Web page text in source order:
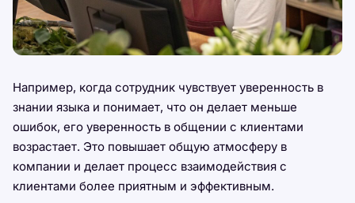
Например, когда сотрудник чувствует уверенность в
знании языка и понимает, что он делает меньше
ошибок, его уверенность в общении с клиентами
возрастает. Это повышает общую атмосферу в
компании и делает процесс взаимодействия с
клиентами более приятным и эффективным.